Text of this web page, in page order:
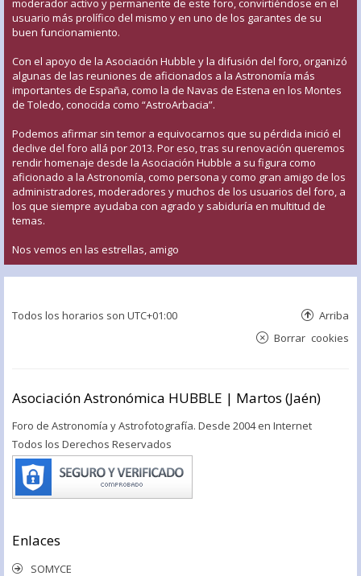
moderador activo y permanente de este foro, convirtiéndose en el
usuario más prolífico del mismo y en uno de los garantes de su
buen funcionamiento.
Con el apoyo de la Asociación Hubble y la difusión del foro, organizó
algunas de las reuniones de aficionados a la Astronomía más
importantes de España, como la de Navas de Estena en los Montes
de Toledo, conocida como “AstroArbacia”.
Podemos afirmar sin temor a equivocarnos que su pérdida inició el
declive del foro allá por 2013. Por eso, tras su renovación queremos
rendir homenaje desde la Asociación Hubble a su figura como
aficionado a la Astronomía, como persona y como gran amigo de los
administradores, moderadores y muchos de los usuarios del foro, a
los que siempre ayudaba con agrado y sabiduría en multitud de
temas.
Nos vemos en las estrellas, amigo
Todos los horarios son UTC+01:00 Arriba
Borrar cookies
Asociación Astronómica HUBBLE | Martos (Jaén)
Foro de Astronomía y Astrofotografía. Desde 2004 en Internet
Todos los Derechos Reservados
Enlaces
SOMYCE